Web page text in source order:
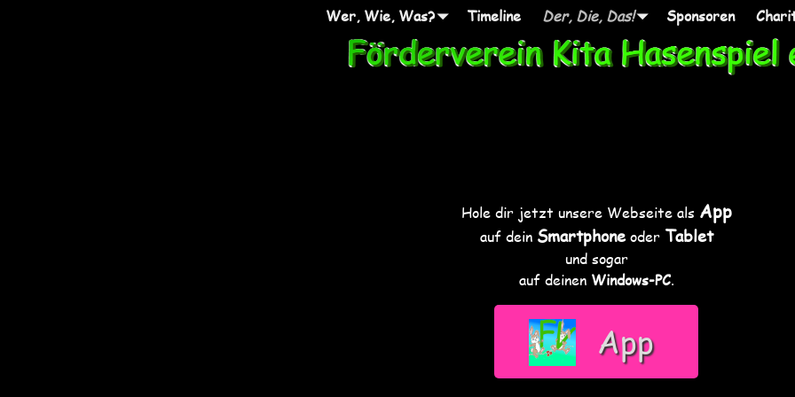
Wer, Wie, Was? Timeline Der, Die, Das! Sponsoren
Hole dir jetzt unsere Webseite als App
auf dein Smartphoneoder Tablet
und sogar
auf deinen Windows-PC.
App